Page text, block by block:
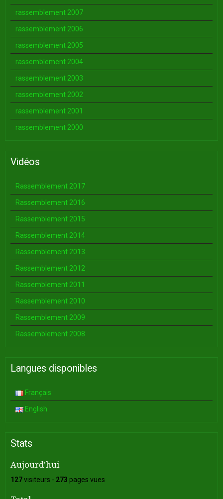
rassemblement 2007
rassemblement 2006
rassemblement 2005
rassemblement 2004
rassemblement 2003
rassemblement 2002
rassemblement 2001
rassemblement 2000
Vidéos
Rassemblement 2017
Rassemblement 2016
Rassemblement 2015
Rassemblement 2014
Rassemblement 2013
Rassemblement 2012
Rassemblement 2011
Rassemblement 2010
Rassemblement 2009
Rassemblement 2008
Langues disponibles
Français
English
Stats
Aujourd'hui
127visiteurs - 273 pages vues